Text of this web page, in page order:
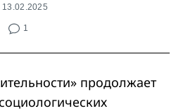
13.02.2025
1
продолжает